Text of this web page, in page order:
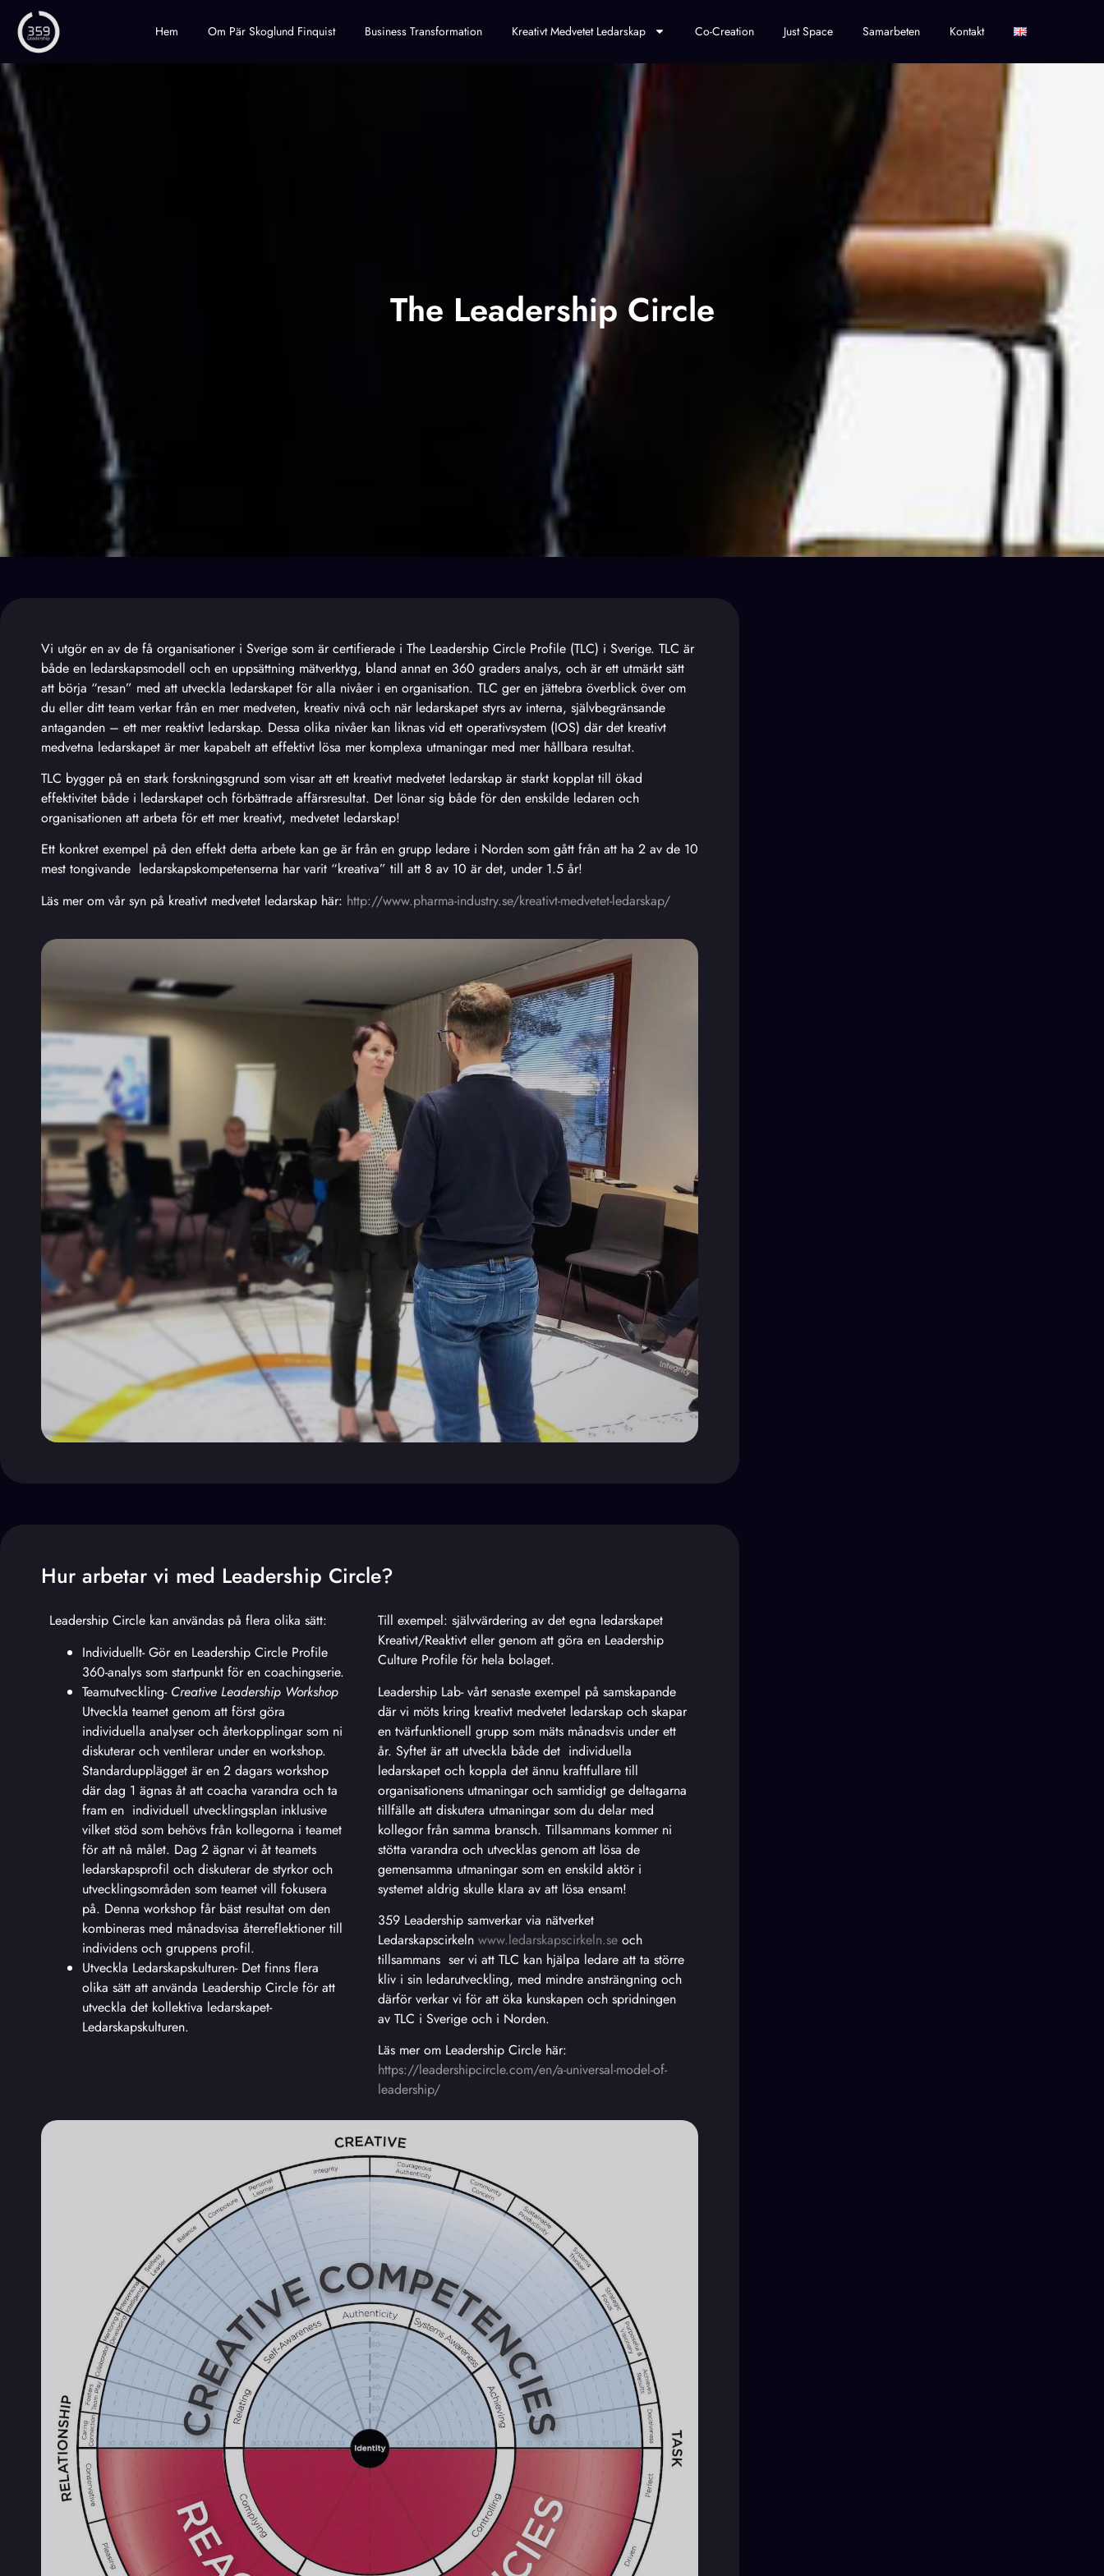
Hem Om Pär Skoglund Finquist Business Transformation Kreativt Medvetet Ledarskap Co-Creation Just Space Samarbeten Kontakt
The Leadership Circle
Vi utgör en av de få organisationer i Sverige som är certifierade i The Leadership Circle Profile (TLC) i Sverige. TLC är
både en ledarskapsmodell och en uppsättning mätverktyg, bland annat en 360 graders analys, och är ett utmärkt sätt
att börja “resan” med att utveckla ledarskapet för alla nivåer i en organisation. TLC ger en jättebra överblick över om
du eller ditt team verkar från en mer medveten, kreativ nivå och när ledarskapet styrs av interna, självbegränsande
antaganden – ett mer reaktivt ledarskap. Dessa olika nivåer kan liknas vid ett operativsystem (IOS) där det kreativt
medvetna ledarskapet är mer kapabelt att effektivt lösa mer komplexa utmaningar med mer hållbara resultat.
TLC bygger på en stark forskningsgrund som visar att ett kreativt medvetet ledarskap är starkt kopplat till ökad
effektivitet både i ledarskapet och förbättrade affärsresultat. Det lönar sig både för den enskilde ledaren och
organisationen att arbeta för ett mer kreativt, medvetet ledarskap!
Ett konkret exempel på den effekt detta arbete kan ge är från en grupp ledare i Norden som gått från att ha 2 av de 10
mest tongivande ledarskapskompetenserna har varit “kreativa” till att 8 av 10 är det, under 1.5 år!
Läs mer om vår syn på kreativt medvetet ledarskap här: http://www.pharma-industry.se/kreativt-medvetet-ledarskap/
Hur arbetar vi med Leadership Circle?
Leadership Circle kan användas på flera olika sätt:
Individuellt- Gör en Leadership Circle Profile
360-analys som startpunkt för en coachingserie.
Teamutveckling- Creative Leadership Workshop
Utveckla teamet genom att först göra
individuella analyser och återkopplingar som ni
diskuterar och ventilerar under en workshop.
Standardupplägget är en 2 dagars workshop
där dag 1 ägnas åt att coacha varandra och ta
fram en individuell utvecklingsplan inklusive
vilket stöd som behövs från kollegorna i teamet
för att nå målet. Dag 2 ägnar vi åt teamets
ledarskapsprofil och diskuterar de styrkor och
utvecklingsområden som teamet vill fokusera
på. Denna workshop får bäst resultat om den
kombineras med månadsvisa återreflektioner till
individens och gruppens profil.
Utveckla Ledarskapskulturen- Det finns flera
olika sätt att använda Leadership Circle för att
utveckla det kollektiva ledarskapet-
Ledarskapskulturen.
Till exempel: självvärdering av det egna ledarskapet
Kreativt/Reaktivt eller genom att göra en Leadership
Culture Profile för hela bolaget.
Leadership Lab- vårt senaste exempel på samskapande
där vi möts kring kreativt medvetet ledarskap och skapar
en tvärfunktionell grupp som mäts månadsvis under ett
år. Syftet är att utveckla både det individuella
ledarskapet och koppla det ännu kraftfullare till
organisationens utmaningar och samtidigt ge deltagarna
tillfälle att diskutera utmaningar som du delar med
kollegor från samma bransch. Tillsammans kommer ni
stötta varandra och utvecklas genom att lösa de
gemensamma utmaningar som en enskild aktör i
systemet aldrig skulle klara av att lösa ensam!
359 Leadership samverkar via nätverket
Ledarskapscirkeln www.ledarskapscirkeln.se och
tillsammans ser vi att TLC kan hjälpa ledare att ta större
kliv i sin ledarutveckling, med mindre ansträngning och
därför verkar vi för att öka kunskapen och spridningen
av TLC i Sverige och i Norden.
Läs mer om Leadership Circle här:
https://leadershipcircle.com/en/a-universal-model-of-
leadership/